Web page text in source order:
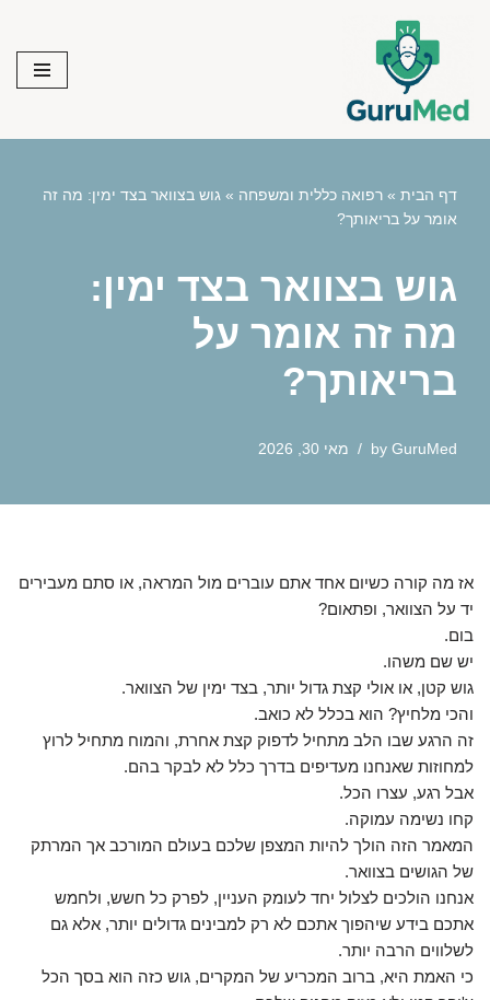
content
דף הבית » רפואה כללית ומשפחה » גוש בצוואר בצד ימין: מה זה
אומר על בריאותך?
גוש בצוואר בצד ימין:
מה זה אומר על
בריאותך?
by GuruMed מאי 30, 2026
אז מה קורה כשיום אחד אתם עוברים מול המראה, או סתם מעבירים
יד על הצוואר, ופתאום?
בום.
יש שם משהו.
גוש קטן, או אולי קצת גדול יותר, בצד ימין של הצוואר.
והכי מלחיץ? הוא בכלל לא כואב.
זה הרגע שבו הלב מתחיל לדפוק קצת אחרת, והמוח מתחיל לרוץ
למחוזות שאנחנו מעדיפים בדרך כלל לא לבקר בהם.
אבל רגע, עצרו הכל.
קחו נשימה עמוקה.
המאמר הזה הולך להיות המצפן שלכם בעולם המורכב אך המרתק
של הגושים בצוואר.
אנחנו הולכים לצלול יחד לעומק העניין, לפרק כל חשש, ולחמש
אתכם בידע שיהפוך אתכם לא רק למבינים גדולים יותר, אלא גם
לשלווים הרבה יותר.
כי האמת היא, ברוב המכריע של המקרים, גוש כזה הוא בסך הכל